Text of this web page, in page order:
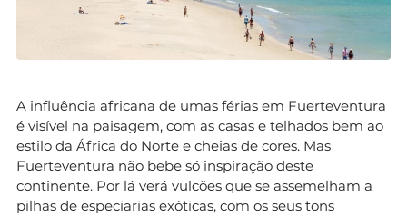
A influência africana de umas férias em Fuerteventura
é visível na paisagem, com as casas e telhados bem ao
estilo da África do Norte e cheias de cores. Mas
Fuerteventura não bebe só inspiração deste
continente. Por lá verá vulcões que se assemelham a
pilhas de especiarias exóticas, com os seus tons